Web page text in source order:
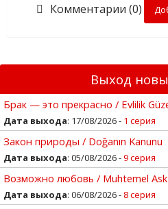
Комментарии (0)
Выход
Брак — это прекрасно / Evlilik
Дата выхода: 17/08/2026 - 1 серия
Закон природы / Doğanın Kanunu
Дата выхода: 05/08/2026 -9 серия
Возможно любовь / Muhtemel Ask
Дата выхода: 06/08/2026 - 8 серия